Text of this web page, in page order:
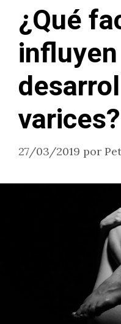
¿Qué
varices?
27/03/2019 por